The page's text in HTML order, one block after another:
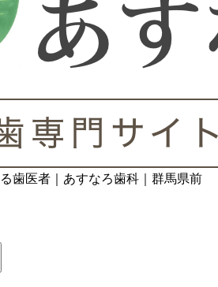
歯医者｜あすなろ歯科｜群馬県前